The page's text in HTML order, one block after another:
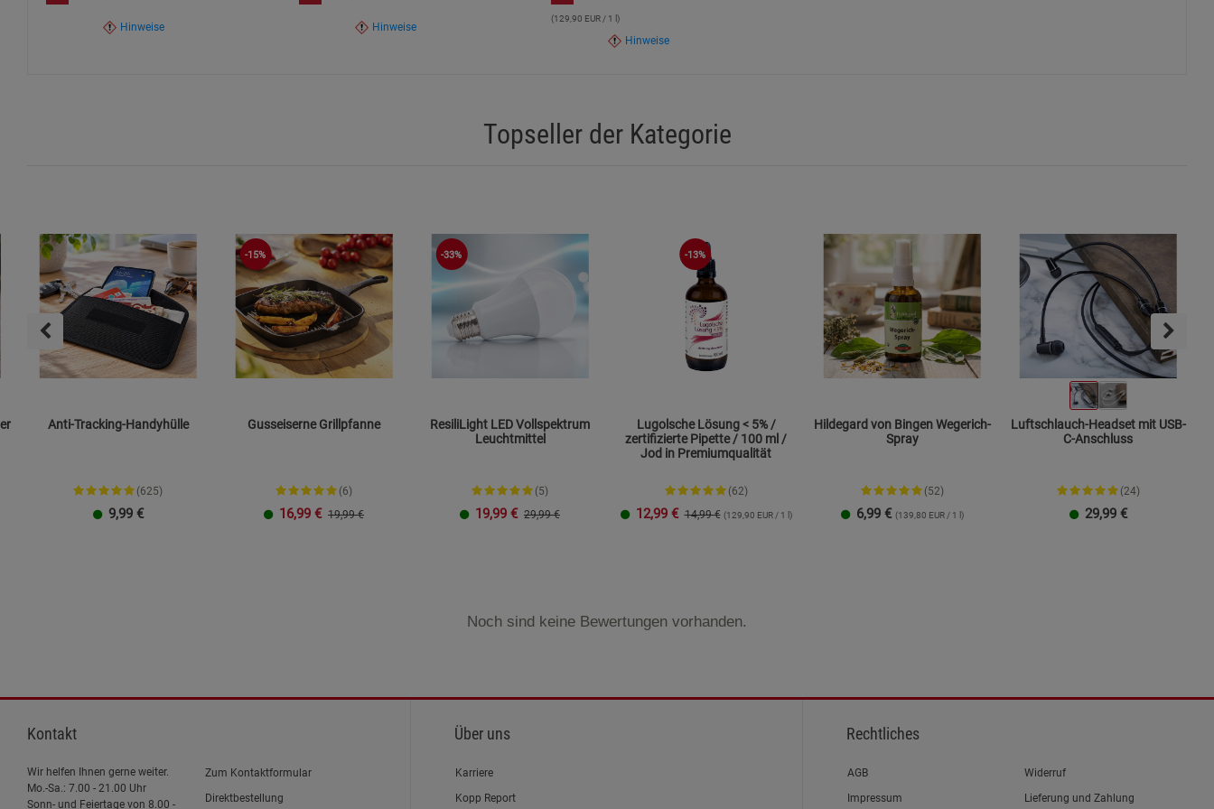
Recyclingmöglichkeiten prüfen, um Umweltauswirkungen zu minimieren.
Hinweise Hinweise
(129,90 EUR / 1 l)
Hinweise
Topseller der Kategorie
Anti-Tracking-Handyhülle
(625)
9,99 €
-15%
Gusseiserne Grillpfanne
(6)
16,99 € 19,99 €
-33%
ResiliLight LED Vollspektrum
Leuchtmittel
(5)
19,99 € 29,99 €
-13%
Lugolsche Lösung < 5% /
zertifizierte Pipette / 100 ml /
Jod in Premiumqualität
(62)
12,99 € 14,99 € (129,90 EUR / 1 l)
Hildegard von Bingen Wegerich-
Spray
(52)
6,99 € (139,80 EUR / 1 l)
Luftschlauch-Headset mit USB-
C-Anschluss
(24)
29,99 €
Noch sind keine Bewertungen vorhanden.
Kontakt
Wir helfen Ihnen gerne weiter.
Mo.-Sa.: 7.00 - 21.00 Uhr
Sonn- und Feiertage von 8.00 -
Zum Kontaktformular
Direktbestellung
Über uns
Karriere
Kopp Report
Rechtliches
Link zum/zur
AGB
Link zum/zur
Impressum
Widerruf
Lieferung und Zahlung